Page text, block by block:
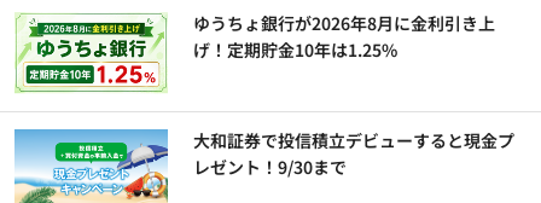
ゆうちょ銀行が2026年8月に金利引き上
げ！定期貯金10年は1.25%
大和証券で投信積立デビューすると現金プ
レゼント！9/30まで